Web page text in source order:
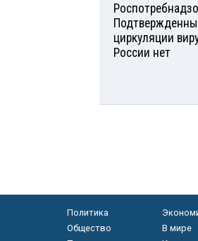
циркуляции
России нет
Политика
Общество
В мире